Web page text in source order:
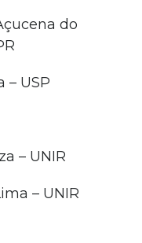
do
– USP
– UNIR
– UNIR